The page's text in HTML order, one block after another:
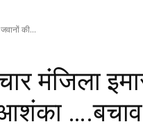
की...
मंजिला
….बचाव